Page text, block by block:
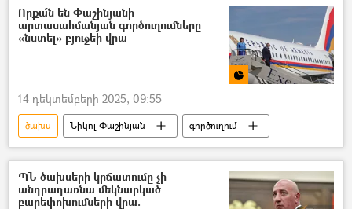
Հայաստան
եկամուտ
Որքա՞ն են Փաշինյանի
արտասահմանյան գործուղումները
«նստել» բյուջեի վրա
14 դեկտեմբերի 2025, 09:55
ծախս Նիկոլ Փաշինյան գործուղում
ՊՆ ծախսերի կրճատումը չի
անդրադառնա մեկնարկած
բարեփոխումների վրա.